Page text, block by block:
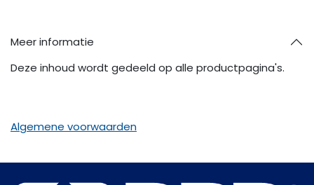
Meer informatie
Deze inhoud wordt gedeeld op alle productpagina's.
Algemene voorwaarden